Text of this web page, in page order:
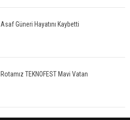
Asaf Güneri Hayatını Kaybetti
Rotamız TEKNOFEST Mavi Vatan